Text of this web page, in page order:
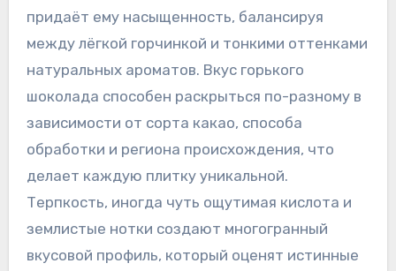
придаёт ему насыщенность‚ балансируя
между лёгкой горчинкой и тонкими оттенками
натуральных ароматов. Вкус горького
шоколада способен раскрыться по-разному в
зависимости от сорта какао‚ способа
обработки и региона происхождения‚ что
делает каждую плитку уникальной.
Терпкость‚ иногда чуть ощутимая кислота и
землистые нотки создают многогранный
вкусовой профиль‚ который оценят истинные